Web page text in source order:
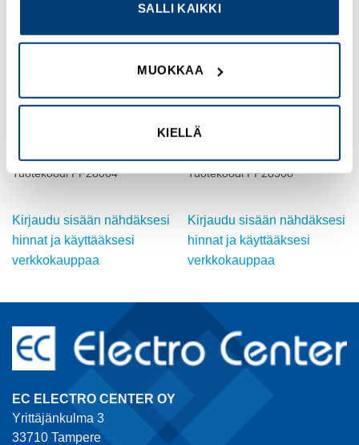
SALLI KAIKKI
MUOKKAA
KIELLÄ
wishlist
>M50x1.5
Tuotekoodi PF28064
Kirjaudu sisään nähdäksesi
hinnat ja käyttääksesi
verkkokauppaa
HOLKKITIIVISTEET, METALLISET
Tuotekoodi PF28508
Kirjaudu sisään nähdäksesi
hinnat ja käyttääksesi
verkkokauppaa
EC ELECTRO CENTER OY
Yrittäjänkulma 3
33710 Tampere